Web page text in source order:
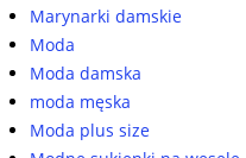
Marynarki damskie
Moda
Moda damska
moda męska
Moda plus size